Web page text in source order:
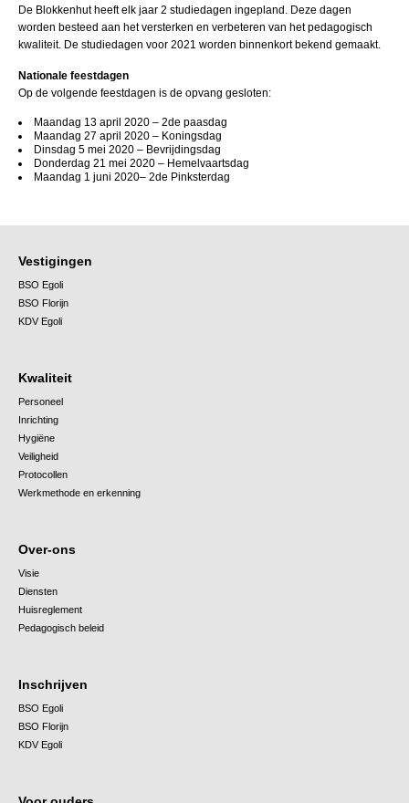
De Blokkenhut heeft elk jaar 2 studiedagen ingepland. Deze dagen
worden besteed aan het versterken en verbeteren van het pedagogisch
kwaliteit. De studiedagen voor 2021 worden binnenkort bekend gemaakt.
Nationale feestdagen
Op de volgende feestdagen is de opvang gesloten:
Maandag 13 april 2020 – 2de paasdag
Maandag 27 april 2020 – Koningsdag
Dinsdag 5 mei 2020 – Bevrijdingsdag
Donderdag 21 mei 2020 – Hemelvaartsdag
Maandag 1 juni 2020– 2de Pinksterdag
Vestigingen
BSO Egoli
BSO Florijn
KDV Egoli
Kwaliteit
Personeel
Inrichting
Hygiëne
Veiligheid
Protocollen
Werkmethode en erkenning
Over-ons
Visie
Diensten
Huisreglement
Pedagogisch beleid
Inschrijven
BSO Egoli
BSO Florijn
KDV Egoli